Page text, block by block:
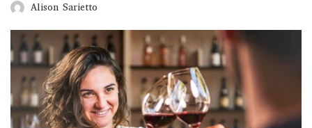
Alison Sarietto